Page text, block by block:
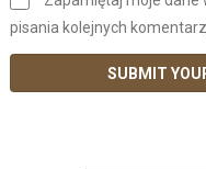
pisania kolejnych